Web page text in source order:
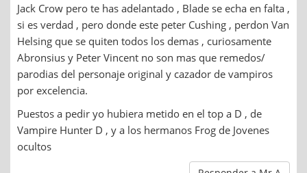
Jack Crow pero te has adelantado , Blade se echa en falta ,
si es verdad , pero donde este peter Cushing , perdon Van
Helsing que se quiten todos los demas , curiosamente
Abronsius y Peter Vincent no son mas que remedos/
parodias del personaje original y cazador de vampiros
por excelencia.
Puestos a pedir yo hubiera metido en el top a D , de
Vampire Hunter D , y a los hermanos Frog de Jovenes
ocultos